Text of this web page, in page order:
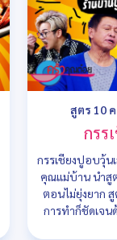
สูตร 10
กรร
กรรเชียงปูอบวุ้น
คุณแม่บ้าน นำสู
ตอนไม่ยุ่งยาก
การทำก็ชัดเจน